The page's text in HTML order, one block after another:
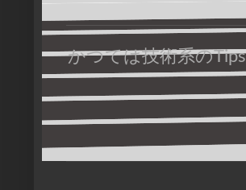
かつては技術系の